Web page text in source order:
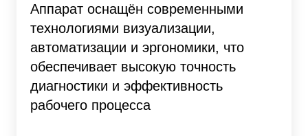
Аппарат оснащён современными
технологиями визуализации,
автоматизации и эргономики, что
обеспечивает высокую точность
диагностики и эффективность
рабочего процесса